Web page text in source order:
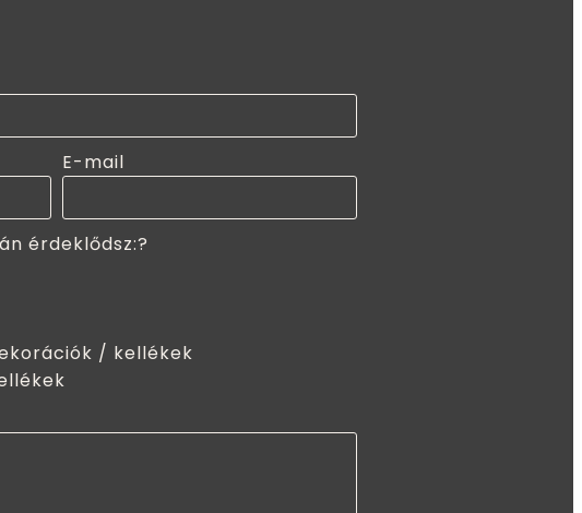
E-mail
érdeklődsz:?
/ kellékek